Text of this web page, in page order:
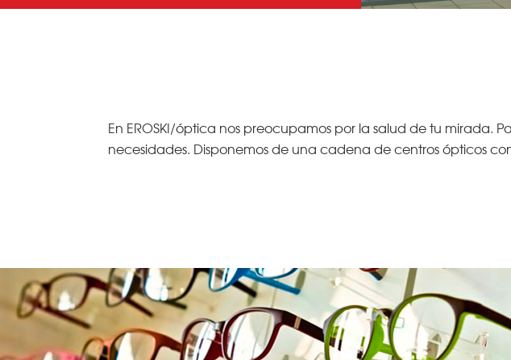
En EROSKI/óptica nos preocupamos por la salud de tu mirada.
necesidades. Disponemos de una cadena de centros ópticos